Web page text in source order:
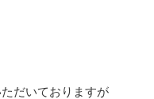
だいておりますが